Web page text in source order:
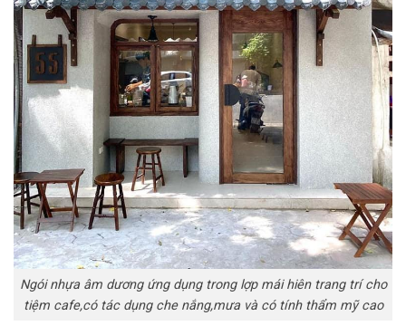
Ngói nhựa âm dương ứng dụng trong lợp mái hiên trang trí cho
tiệm cafe,có tác dụng che nắng,mưa và có tính thẩm mỹ cao